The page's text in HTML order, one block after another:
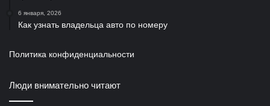
6 января, 2026
Как узнать владельца авто по номеру
Политика конфиденциальности
Люди внимательно читают